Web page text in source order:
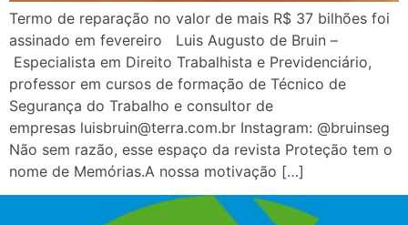
Termo de reparação no valor de mais R$ 37 bilhões foi
assinado em fevereiro Luis Augusto de Bruin –
Especialista em Direito Trabalhista e Previdenciário,
professor em cursos de formação de Técnico de
Segurança do Trabalho e consultor de
empresas luisbruin@terra.com.br Instagram: @bruinseg
Não sem razão, esse espaço da revista Proteção tem o
nome de Memórias.A nossa motivação […]